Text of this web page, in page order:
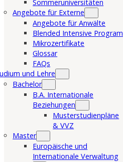
Sommeruniversitäten
Angebote für Externe
Angebote für Anwälte
Blended Intensive Program
Mikrozertifikate
Glossar
FAQs
und Lehre
Bachelor
B.A. Internationale
Beziehungen
Musterstudienpläne
& VVZ
Master
Europäische und
Internationale Verwaltung